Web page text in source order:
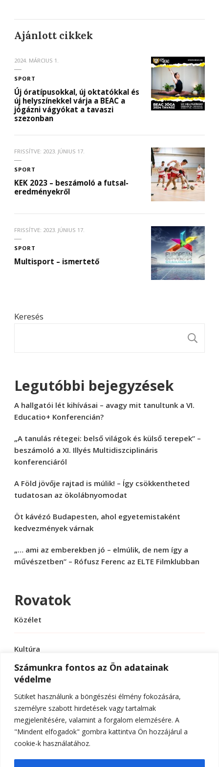
Számunkra fontos az Ön adatainak
védelme
Sütiket használunk a böngészési élmény fokozására,
személyre szabott hirdetések vagy tartalmak
megjelenítésére, valamint a forgalom elemzésére. A
"Mindent elfogadok" gombra kattintva Ön hozzájárul a
cookie-k használatához.
Ajánlott cikkek
2024. MÁRCIUS 1.
SPORT
Új óratípusokkal, új oktatókkal és
új helyszínekkel várja a BEAC a
jógázni vágyókat a tavaszi
szezonban
FRISSÍTVE: 2023. JÚNIUS 17.
SPORT
KEK 2023 – beszámoló a futsal-
eredményekről
FRISSÍTVE: 2023. JÚNIUS 17.
SPORT
Multisport – ismertető
Keresés
Legutóbbi bejegyzések
A hallgatói lét kihívásai – avagy mit tanultunk a VI.
Educatio+ Konferencián?
„A tanulás rétegei: belső világok és külső terepek” –
beszámoló a XI. Illyés Multidiszciplináris
konferenciáról
A Föld jövője rajtad is múlik! – Így csökkentheted
tudatosan az ökolábnyomodat
Öt kávézó Budapesten, ahol egyetemistaként
kedvezmények várnak
„… ami az emberekben jó – elmúlik, de nem így a
művészetben” – Rófusz Ferenc az ELTE Filmklubban
Rovatok
Közélet
Kultúra
Sport
Tudomány